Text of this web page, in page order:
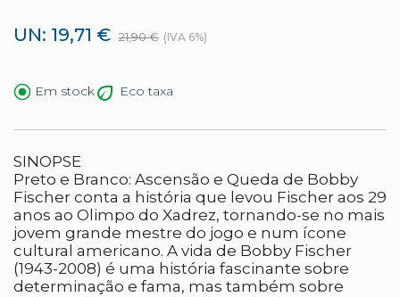
UN: 19,71 € 21,90 € (IVA 6%)
Em stock Eco taxa
SINOPSE
Preto e Branco: Ascensão e Queda de Bobby
Fischer conta a história que levou Fischer aos 29
anos ao Olimpo do Xadrez, tornando-se no mais
jovem grande mestre do jogo e num ícone
cultural americano. A vida de Bobby Fischer
(1943-2008) é uma história fascinante sobre
determinação e fama, mas também sobre